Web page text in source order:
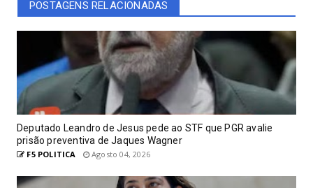
POSTAGENS RELACIONADAS
Deputado Leandro de Jesus pede ao STF que PGR avalie
prisão preventiva de Jaques Wagner
F5 POLITICA Agosto 04, 2026